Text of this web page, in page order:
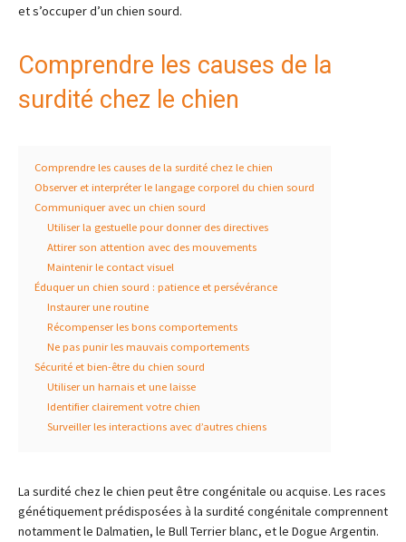
et s’occuper d’un chien sourd.
Comprendre les causes de la
surdité chez le chien
Comprendre les causes de la surdité chez le chien
Observer et interpréter le langage corporel du chien sourd
Communiquer avec un chien sourd
Utiliser la gestuelle pour donner des directives
Attirer son attention avec des mouvements
Maintenir le contact visuel
Éduquer un chien sourd : patience et persévérance
Instaurer une routine
Récompenser les bons comportements
Ne pas punir les mauvais comportements
Sécurité et bien-être du chien sourd
Utiliser un harnais et une laisse
Identifier clairement votre chien
Surveiller les interactions avec d’autres chiens
La surdité chez le chien peut être congénitale ou acquise. Les races
génétiquement prédisposées à la surdité congénitale comprennent
notamment le Dalmatien, le Bull Terrier blanc, et le Dogue Argentin.